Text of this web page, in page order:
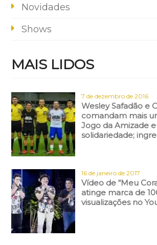
Novidades
Shows
MAIS LIDOS
7 de dezembro de 2016
Wesley Safadão e
comandam mais
Jogo da Amizade
solidariedade;
16 de janeiro de 2017
Vídeo de “Meu
atinge marca de
visualizações no